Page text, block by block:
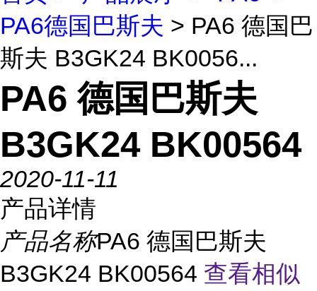
PA6德国巴斯夫 > PA6 德国巴
斯夫 B3GK24 BK0056...
PA6 德国巴斯夫
B3GK24 BK00564
2020-11-11
产品详情
产品名称PA6 德国巴斯夫
B3GK24 BK00564 查看相似